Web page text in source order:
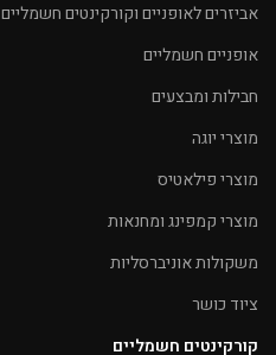
אביזרים לאופניים וקורקינטים חשמליים
אופניים חשמליים
חבילות ומבצעים
מוצרי יוגה
מוצרי פילאטיס
מוצרי קמפינג ומחנאות
משקולות אוניברסליות
ציוד כושר
קורקינטים חשמליים